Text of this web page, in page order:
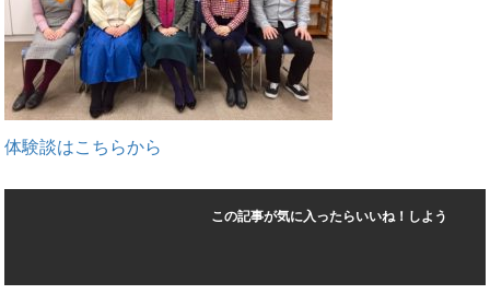
体験談はこちらから
この記事が気に入ったらいいね！しよう